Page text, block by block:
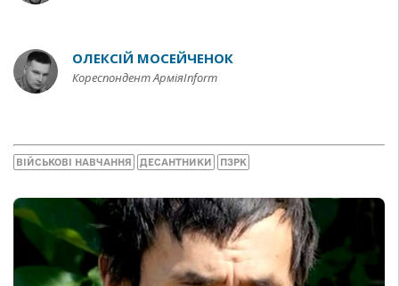
ОЛЕКСІЙ МОСЕЙЧЕНОК
Кореспондент АрміяInform
ВІЙСЬКОВІ НАВЧАННЯ ДЕСАНТНИКИ ПЗРК